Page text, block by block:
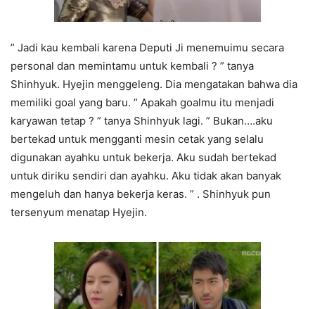
” Jadi kau kembali karena Deputi Ji menemuimu secara
personal dan memintamu untuk kembali ? ” tanya
Shinhyuk. Hyejin menggeleng. Dia mengatakan bahwa dia
memiliki goal yang baru. ” Apakah goalmu itu menjadi
karyawan tetap ? ” tanya Shinhyuk lagi. ” Bukan….aku
bertekad untuk mengganti mesin cetak yang selalu
digunakan ayahku untuk bekerja. Aku sudah bertekad
untuk diriku sendiri dan ayahku. Aku tidak akan banyak
mengeluh dan hanya bekerja keras. ” . Shinhyuk pun
tersenyum menatap Hyejin.